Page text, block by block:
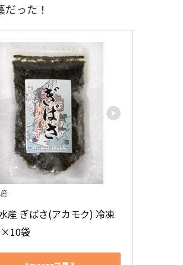
った！
産 ぎばさ(アカモク) 冷凍
袋